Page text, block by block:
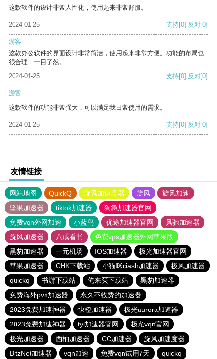
这款软件的设计非常人性化，使用起来非常舒服。
2024-01-25 支持[0] 反对[0]
游客
这款办公软件的界面设计非常简洁，使用起来非常方便。功能的布局也
很合理，一目了然。
2024-01-25
支持[0] 反对[0]
游客
这款软件的功能非常强大，可以满足我日常使用的需求。
2024-01-25 支持[0] 反对[0]
友情链接
网站地图 QuickQ 旋风加速度器 旋风
旋风加速
坚果加速器
tiktok加速器
狗急加速器官网
免费vqn外网加速
小蓝鸟 优途加速器官网
风驰加速器
旋风加速器
八戒看书
免费vps加速器外网苹果版
黑豹加速器
一元机场 IOS加速器
极光加速器官网
苹果加速器
CHK下载站 小猫咪ciash加速器
极风加速器
quickq
书游下载站 俺来买下载站
黑豹加速器
免费海外pvn加速器
永久不收费的加速器
2023免费加速神器
快橙加速器
极光aurora加速器
2023免费加速神器
tyl加速器官网
极光vqn官网
极光加速器
西柚加速器 CC加速器
旋风加速度器
BitzNet加速器
vqn加速 免费vqn试用7天 quickq